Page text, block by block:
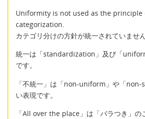
Uniformity is not used as the principle
categorization.
カテゴリ分けの方針が統一されていません
統一は「standardization」及び「
です。
「不統一」は「non-uniform」や「
い表現です。
「All over the place」は「バラつき」の